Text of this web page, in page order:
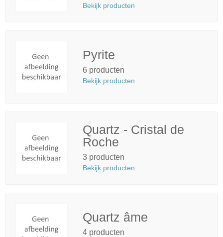
Bekijk producten
Pyrite
6 producten
Bekijk producten
Quartz - Cristal de
Roche
3 producten
Bekijk producten
Quartz âme
4 producten